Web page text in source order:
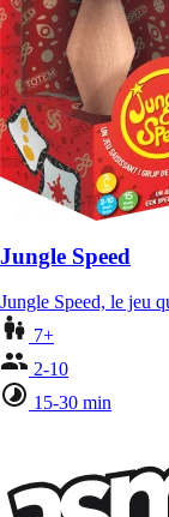
Jungle Speed
Jungle Speed, le jeu
7+
2-10
15-30 min